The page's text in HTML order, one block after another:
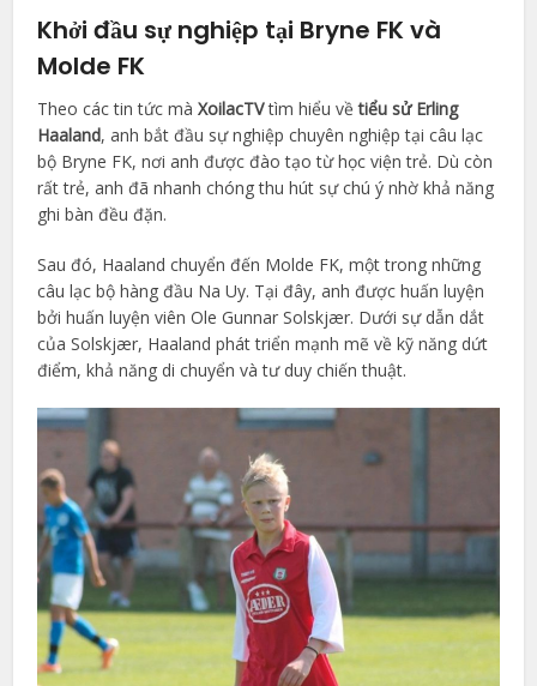
Khởi đầu sự nghiệp tại Bryne FK và
Molde FK
Theo các tin tức màXoilacTVtìm hiểu vềtiểu sử Erling
Haaland, anh bắt đầu sự nghiệp chuyên nghiệp tại câu lạc
bộ Bryne FK, nơi anh được đào tạo từ học viện trẻ. Dù còn
rất trẻ, anh đã nhanh chóng thu hút sự chú ý nhờ khả năng
ghi bàn đều đặn.
Sau đó, Haaland chuyển đến Molde FK, một trong những
câu lạc bộ hàng đầu Na Uy. Tại đây, anh được huấn luyện
bởi huấn luyện viên Ole Gunnar Solskjær. Dưới sự dẫn dắt
của Solskjær, Haaland phát triển mạnh mẽ về kỹ năng dứt
điểm, khả năng di chuyển và tư duy chiến thuật.